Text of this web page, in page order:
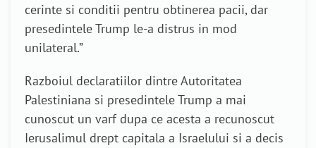
cerinte si conditii pentru obtinerea pacii, dar
presedintele Trump le-a distrus in mod
unilateral.”
Razboiul declaratiilor dintre Autoritatea
Palestiniana si presedintele Trump a mai
cunoscut un varf dupa ce acesta a recunoscut
Ierusalimul drept capitala a Israelului si a decis